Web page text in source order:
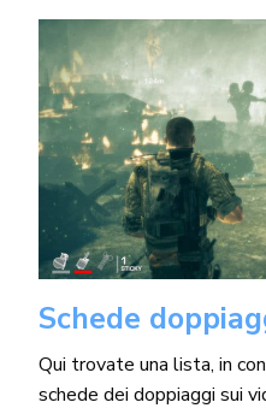
Schede
Qui trovate una lista, in
schede dei doppiaggi sui